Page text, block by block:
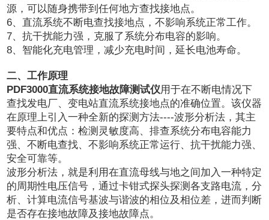
源，可以随身携带到任何地方查找接地点。
6、直流系统不断电查找接地点，不影响系统正常工作。
7、抗干扰能力强，克服了系统分布电容的影响。
8、智能化充电管理，减少充电时间，延长电池寿命。
二、工作原理
PDF3000直流系统接地故障测试仪用于在不断电情况下
查找发电厂、变电站直流系统接地点的准确位置。该仪器
在原理上引入一种全新的探测方法----波形分析法，其主
要特点和优点：检测灵敏度高、排查系统分布电容能力
强、不断电查找、不影响系统正常运行、抗干扰能力强、
安全可靠等。
波形分析法，就是利用在直流母线与地之间加入一种特定
的周期性电压信号，通过卡钳式探头探测各支路电流，分
析、计算电流信号基波与谐波的相位及相位差，进而判断
是否存在接地故障及接地故障点。